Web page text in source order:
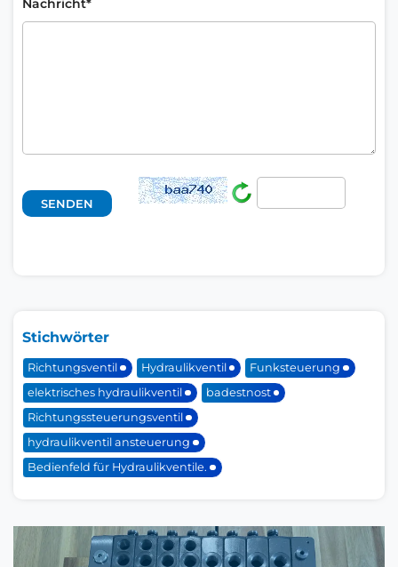
Nachricht*
Stichwörter
Richtungsventil Hydraulikventil
Funksteuerung
elektrisches hydraulikventil
badestnost
Richtungssteuerungsventil
hydraulikventil ansteuerung
Bedienfeld für Hydraulikventile.